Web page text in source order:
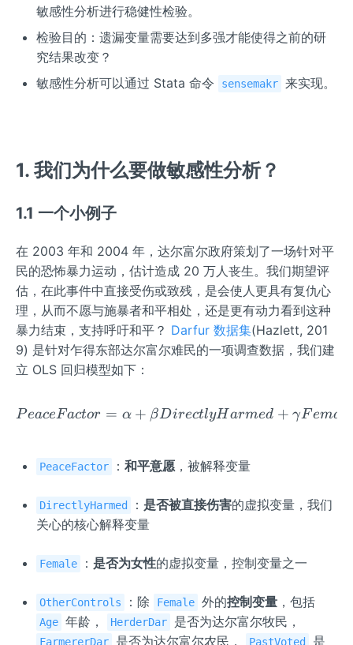
敏感性分析进行稳健性检验。
检验目的：遗漏变量需要达到多强才能使得之前的研
究结果改变？
敏感性分析可以通过 Stata 命令
sensemakr 来实现。
1. 我们为什么要做敏感性分析？
1.1 一个小例子
在 2003 年和 2004 年，达尔富尔政府策划了一场针对平
民的恐怖暴力运动，估计造成 20 万人丧生。我们期望评
估，在此事件中直接受伤或致残，是会使人更具有复仇心
理，从而不愿与施暴者和平相处，还是更有动力看到这种
暴力结束，支持呼吁和平？ Darfur 数据集(Hazlett, 201
9) 是针对乍得东部达尔富尔难民的一项调查数据，我们建
立 OLS 回归模型如下：
PeaceFactor = \alpha +
PeaceFactor = α + βDirectlyHarmed + γF ema
PeaceFactor ： 和平意愿，被解释变量
DirectlyHarmed ： 是否被直接伤害的虚拟变量，我们
关心的核心解释变量
Female ： 是否为女性的虚拟变量，控制变量之一
OtherControls ：除 Female 外的控制变量，包括
Age 年龄， HerderDar 是否为达尔富尔牧民，
FarmererDar 是否为达尔富尔农民， PastVoted
是